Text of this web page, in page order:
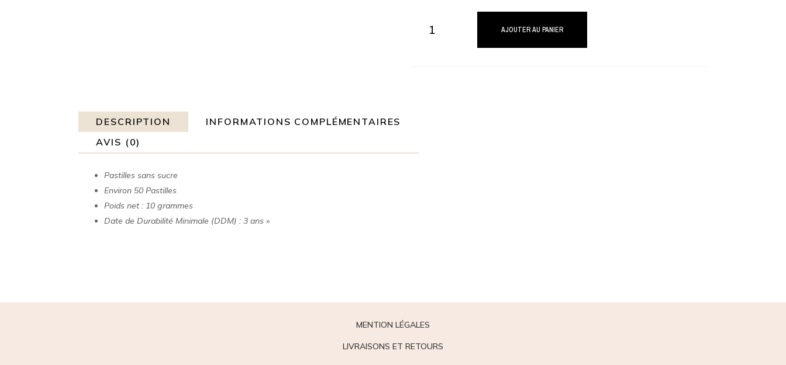
AJOUTER AU PANIER
DESCRIPTION
INFORMATIONS COMPLÉMENTAIRES
AVIS (0)
Pastilles sans sucre
Environ 50 Pastilles
Poids net : 10 grammes
Date de Durabilité Minimale (DDM) : 3 ans »
MENTION LÉGALES
LIVRAISONS ET RETOURS